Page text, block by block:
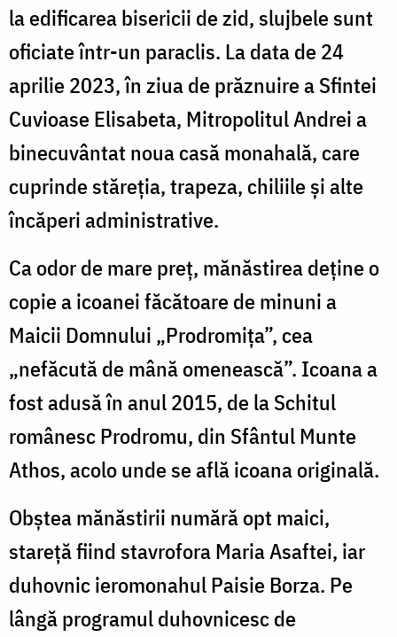
la edificarea bisericii de zid, slujbele sunt
oficiate într-un paraclis. La data de 24
aprilie 2023, în ziua de prăznuire a Sfintei
Cuvioase Elisabeta, Mitropolitul Andrei a
binecuvântat noua casă monahală, care
cuprinde stăreția, trapeza, chiliile și alte
încăperi administrative.
Ca odor de mare preț, mănăstirea deține o
copie a icoanei făcătoare de minuni a
Maicii Domnului „Prodromița”, cea
„nefăcută de mână omenească”. Icoana a
fost adusă în anul 2015, de la Schitul
românesc Prodromu, din Sfântul Munte
Athos, acolo unde se află icoana originală.
Obștea mănăstirii numără opt maici,
stareță fiind stavrofora Maria Asaftei, iar
duhovnic ieromonahul Paisie Borza. Pe
lângă programul duhovnicesc de